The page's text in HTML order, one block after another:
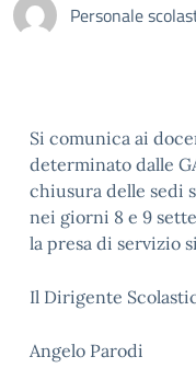
Personale
Si comunica ai
determinato dalle
chiusura delle sedi
nei giorni 8 e 9
la presa di servizio
Il Dirigente
Angelo Parodi